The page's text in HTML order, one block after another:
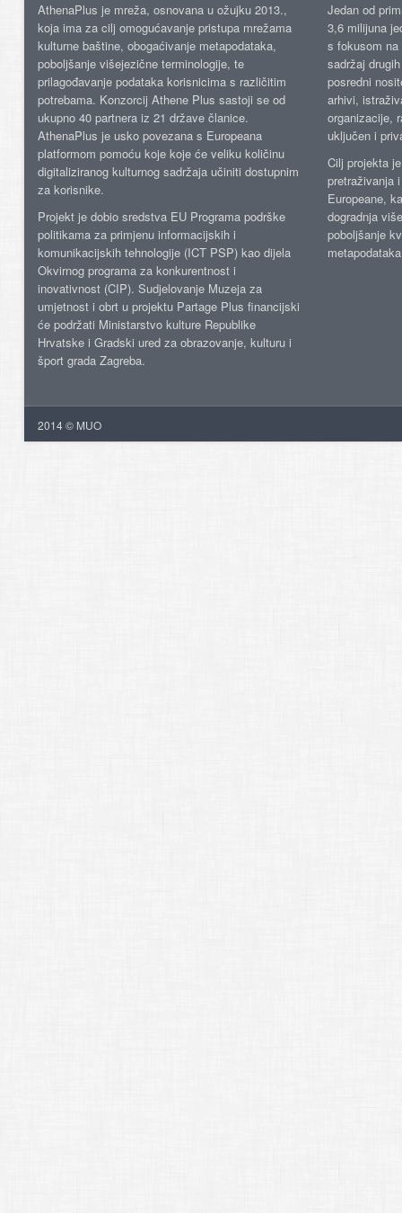
AthenaPlus je mreža, osnovana u ožujku 2013.,
koja ima za cilj omogućavanje pristupa mrežama
kulturne baštine, obogaćivanje metapodataka,
poboljšanje višejezične terminologije, te
prilagođavanje podataka korisnicima s različitim
potrebama. Konzorcij Athene Plus sastoji se od
ukupno 40 partnera iz 21 države članice.
AthenaPlus je usko povezana s Europeana
platformom pomoću koje koje će veliku količinu
digitaliziranog kulturnog sadržaja učiniti dostupnim
za korisnike.
Projekt je dobio sredstva EU Programa podrške
politikama za primjenu informacijskih i
komunikacijskih tehnologije (ICT PSP) kao dijela
Okvirnog programa za konkurentnost i
inovativnost (CIP). Sudjelovanje Muzeja za
umjetnost i obrt u projektu Partage Plus financijski
će podržati Ministarstvo kulture Republike
Hrvatske i Gradski ured za obrazovanje, kulturu i
šport grada Zagreba.
Jedan od
3,6 milijuna
s fokusom
sadržaj
posredni
arhivi,
organizacije,
uključen i
Cilj projekta
pretraživanja
Europeane,
dogradnja
poboljšanje
2014 © MUO